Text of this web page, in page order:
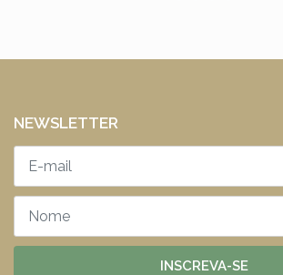
NEWSLETTER
INSCREVA-SE